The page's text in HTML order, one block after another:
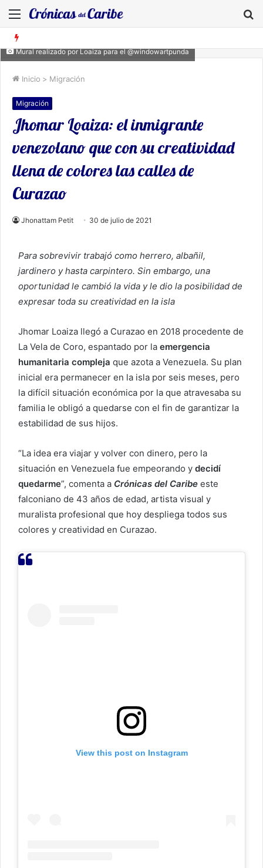
Menú
Mural realizado por Loaiza para el @windowartpunda
Inicio > Migración
Migración
Jhomar Loaiza: el inmigrante
venezolano que con su creatividad
llena de colores las calles de
Curazao
Jhonattam Petit 30 de julio de 2021
Para sobrevivir trabajó como herrero, albañil,
jardinero y hasta carpintero. Sin embargo, una
oportunidad le cambió la vida y le dio la posibilidad de
expresar toda su creatividad en la isla
Jhomar Loaiza llegó a Curazao en 2018 procedente de
La Vela de Coro, espantado por la emergencia
humanitaria compleja que azota a Venezuela. Su plan
inicial era permanecer en la isla por seis meses, pero
la difícil situación económica por la que atravesaba su
familia le obligó a quedarse con el fin de garantizar la
estabilidad de sus hijos.
“La idea era viajar y volver con dinero, pero la
situación en Venezuela fue empeorando y decidí
quedarme”, comenta a Crónicas del Caribe este
falconiano de 43 años de edad, artista visual y
muralista profesional que hoy despliega todos sus
colores y creatividad en Curazao.
View this post on Instagram